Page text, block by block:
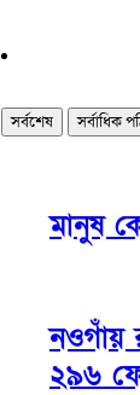
সর্বশেষ সর্বাধিক
মানুষ
নওগাঁয়
২৯৬